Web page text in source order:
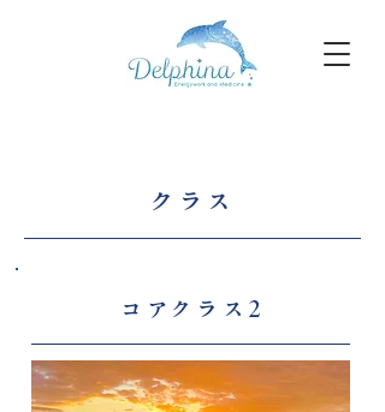
クラス
コアクラス2